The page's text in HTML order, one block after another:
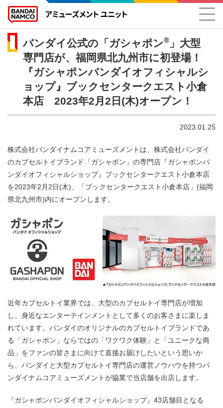
バンダイ公式の「ガシャポン®」大型
専門店が、福岡県北九州市に初登場！
『ガシャポンバンダイオフィシャルシ
ョップ』ブックセンタークエスト小倉
本店 2023年2月2日(木)オープン！
2023.01.25
株式会社バンダイナムコアミューズメントは、株式会社バンダイ
のカプセルトイブランド「ガシャポン」の専門店『ガシャポンバ
ンダイオフィシャルショップ』ブックセンタークエスト小倉本店
を2023年2月2日(木)、「ブックセンタークエスト小倉本店」(福岡
県北九州市)内にオープンします。
近年カプセルトイ業界では、大型のカプセルトイ専門店が増加
し、身近なエンターテインメントとして多くのお客さまに楽しま
れています。バンダイのオリジナルのカプセルトイブランドであ
る「ガシャポン」ならではの「ワクワク体験」と「ユニークな商
品」をファンの皆さまに向けて直接お届けしたいという思いか
ら、バンダイと大型カプセルトイ専門店の運営ノウハウを持つバ
ンダイナムコアミューズメントが協業で当店舗を出店します。
『ガシャポンバンダイオフィシャルショップ』43店舗目となる